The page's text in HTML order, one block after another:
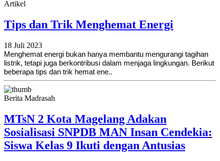
Artikel
Tips dan Trik Menghemat Energi
18 Juli 2023
Menghemat energi bukan hanya membantu mengurangi tagihan
listrik, tetapi juga berkontribusi dalam menjaga lingkungan. Berikut
beberapa tips dan trik hemat ene..
Berita Madrasah
MTsN 2 Kota Magelang Adakan
Sosialisasi SNPDB MAN Insan Cendekia:
Siswa Kelas 9 Ikuti dengan Antusias